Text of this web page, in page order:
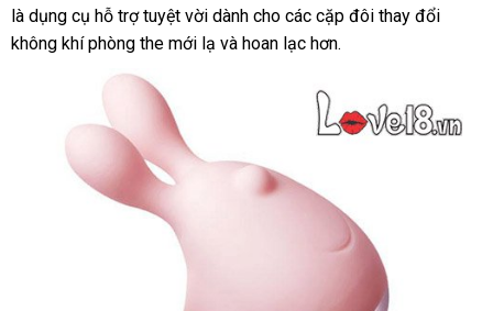
Lan
là dụng cụ hỗ trợ tuyệt vời dành cho chiết
khấu
các cặp đôi thay đổi
không khí phòng the mới lạ shopee
và hoan lạc hơn.